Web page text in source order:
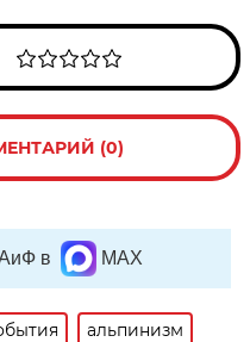
(0)
в MAX
альпинизм